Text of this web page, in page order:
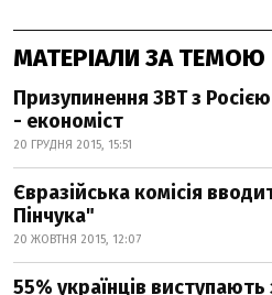
МАТЕРІАЛИ ЗА ТЕМОЮ
Призупинення ЗВТ з
- економіст
20 ГРУДНЯ 2015, 15:51
Євразійська комісія
Пінчука"
20 ЖОВТНЯ 2015, 12:07
55% українців